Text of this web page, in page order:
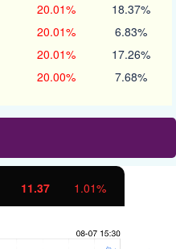
20.01% 18.37%
20.01% 6.83%
20.01% 17.26%
20.00% 7.68%
11.37 1.01%